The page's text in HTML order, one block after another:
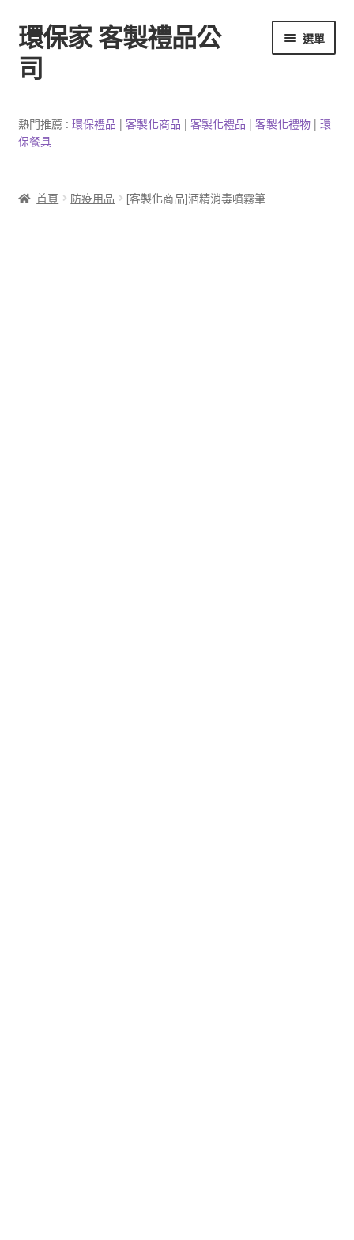
跳
至
導
跳
至
主
容
環保家 客製禮品公
司
選單
3C產品客製
熱門推薦 : 環保禮品 | 客製化商品 | 客製化禮品 | 客製化禮物| 環
保餐具
首頁 防疫用品 [客製化商品]酒精消毒噴霧筆